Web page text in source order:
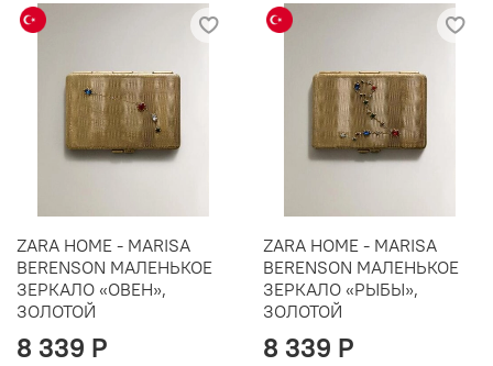
ZARA HOME - MARISA
BERENSON МАЛЕНЬКОЕ
ЗЕРКАЛО «ОВЕН»,
ЗОЛОТОЙ
8 339 P
ZARA HOME - MARISA
BERENSON МАЛЕНЬКОЕ
ЗЕРКАЛО «РЫБЫ»,
ЗОЛОТОЙ
8 339 P